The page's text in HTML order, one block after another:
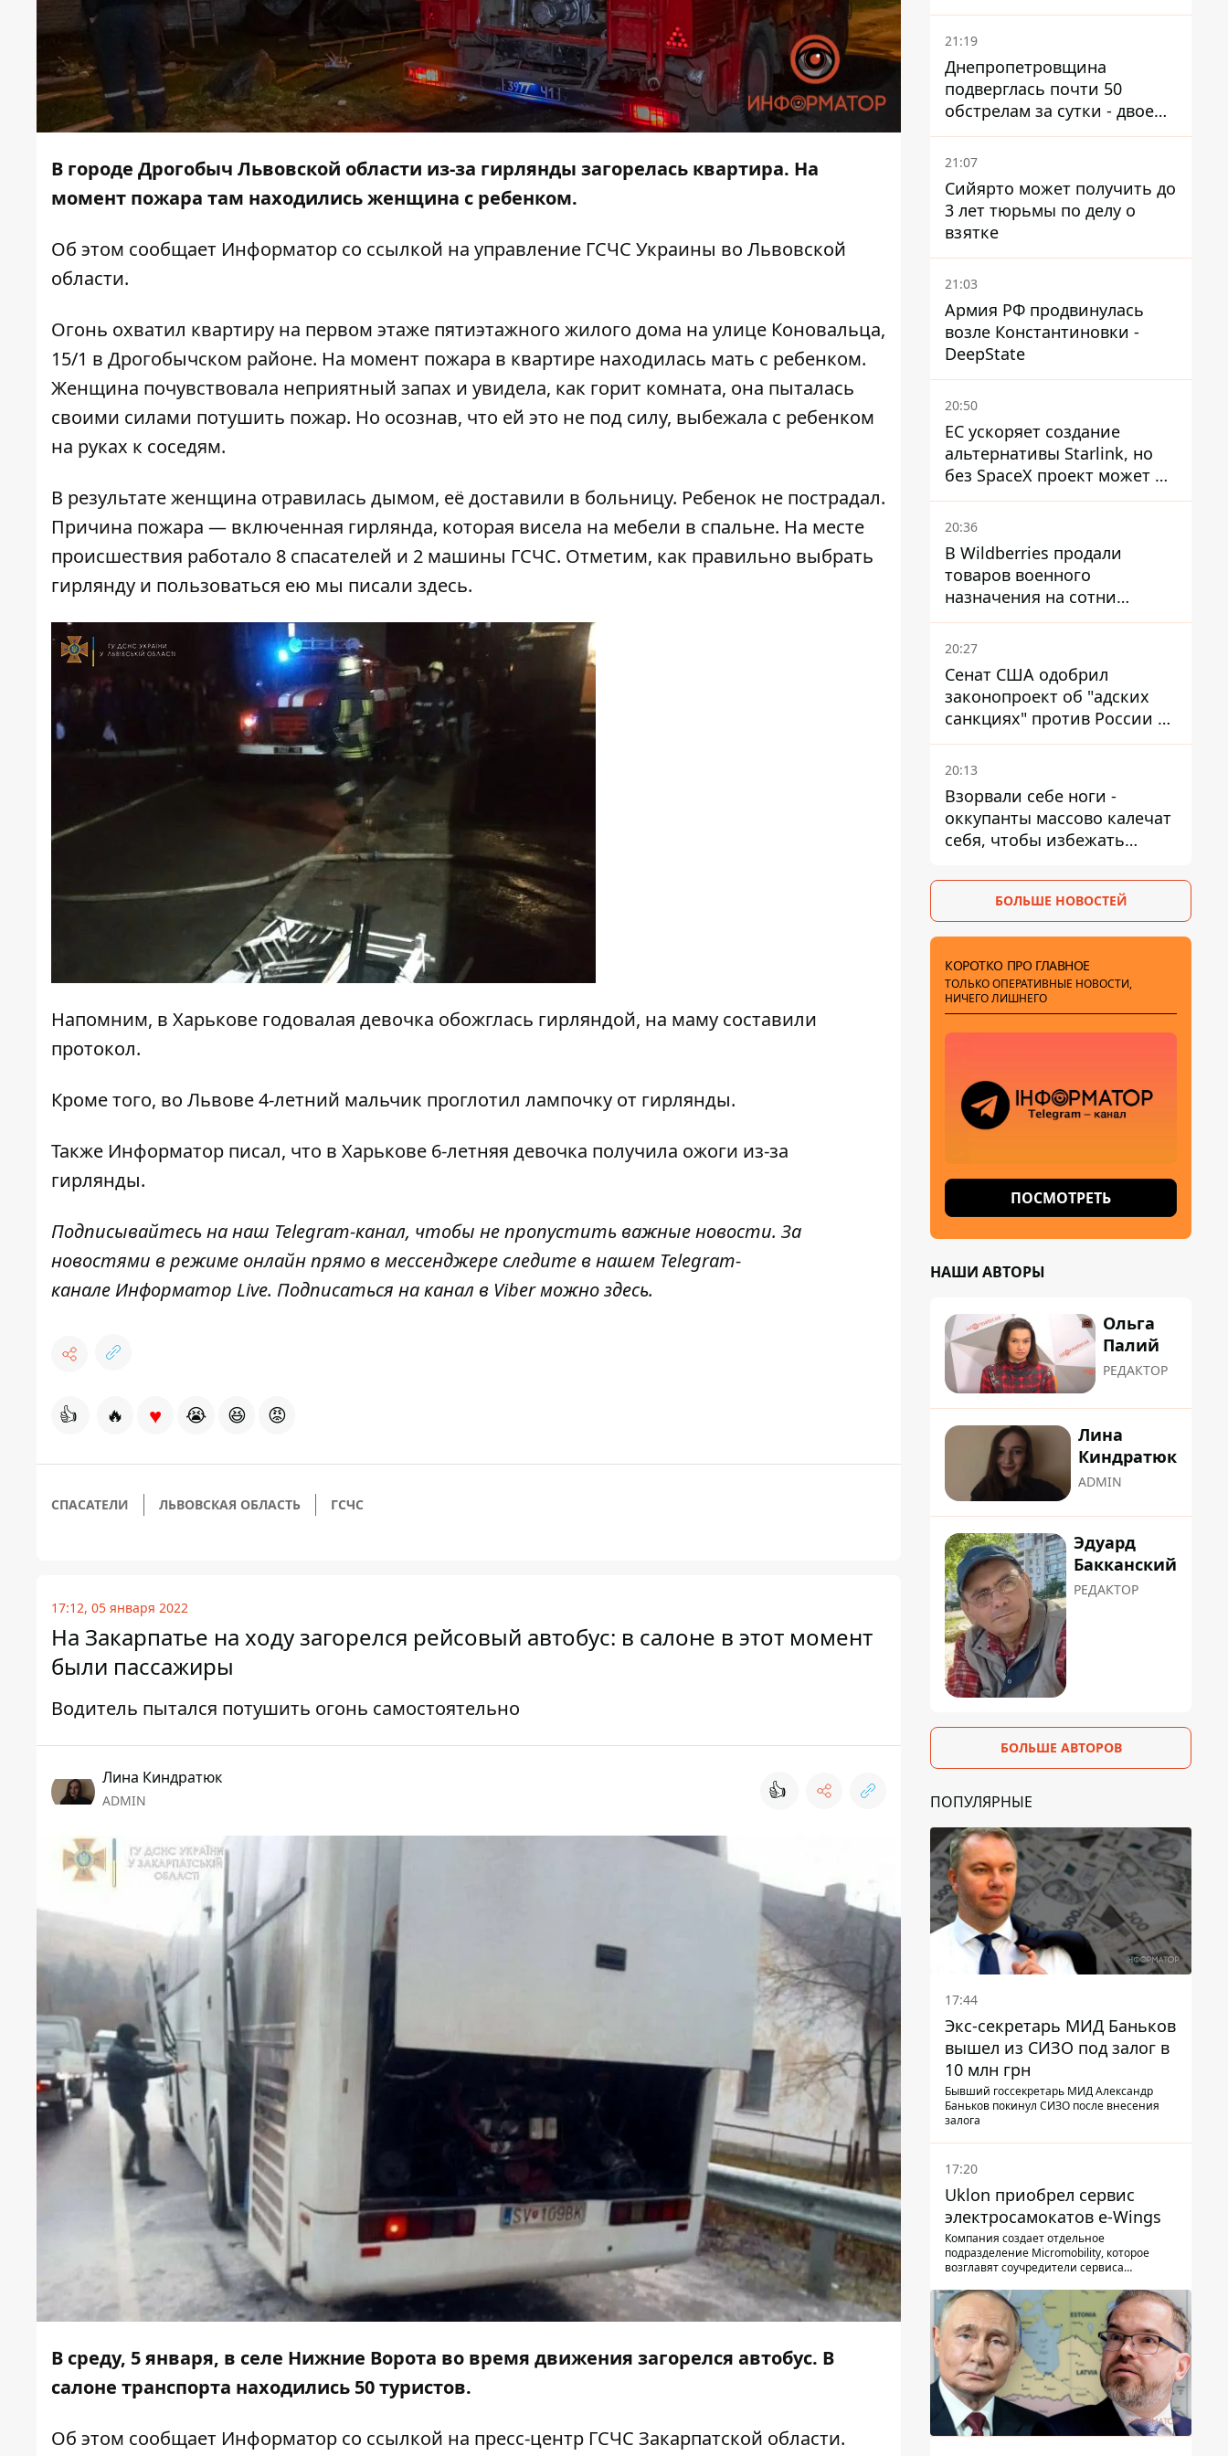
В городе Дрогобыч Львовской области из-за гирлянды загорелась квартира. На
момент пожара там находились женщина с ребенком.
Об этом сообщает Информатор со ссылкой на управление ГСЧС Украины во Львовской
области.
Огонь охватил квартиру на первом этаже пятиэтажного жилого дома на улице Коновальца,
15/1 в Дрогобычском районе. На момент пожара в квартире находилась мать с ребенком.
Женщина почувствовала неприятный запах и увидела, как горит комната, она пыталась
своими силами потушить пожар. Но осознав, что ей это не под силу, выбежала с ребенком
на руках к соседям.
В результате женщина отравилась дымом, её доставили в больницу. Ребенок не пострадал.
Причина пожара — включенная гирлянда, которая висела на мебели в спальне. На месте
происшествия работало 8 спасателей и 2 машины ГСЧС. Отметим, как правильно выбрать
гирлянду и пользоваться ею мы писали здесь.
Напомним, в Харькове годовалая девочка обожглась гирляндой, на маму составили
протокол.
Кроме того, во Львове4-летний мальчик проглотил лампочку от гирлянды.
Также Информатор писал, что в Харькове 6-летняя девочка получила ожоги из-за
гирлянды.
Подписывайтесь на наш Telegram-канал, чтобы не пропустить важные новости. За
новостями в режиме онлайн прямо в мессенджере следите в нашем Telegram-
канале Информатор Live. Подписаться на канал в Viber можноздесь.
👍 🔥 ♥ 😭 😆 😡
СПАСАТЕЛИ ЛЬВОВСКАЯ ОБЛАСТЬ ГСЧС
17:12, 05 января 2022
На Закарпатье на ходу загорелся рейсовый автобус: в салоне в этот момент
были пассажиры
Водитель пытался потушить огонь самостоятельно
Лина Киндратюк
ADMIN 👍
В среду, 5 января, в селе Нижние Ворота во время движения загорелся автобус. В
салоне транспорта находились 50 туристов.
Об этом сообщает Информатор со ссылкой на пресс-центр ГСЧС Закарпатской области.
21:19
Днепропетровщина
подверглась почти 50
обстрелам за сутки - двое
погибших, шесть
пострадавших
21:07
Сийярто может получить до
3 лет тюрьмы по делу о
взятке
21:03
Армия РФ продвинулась
возле Константиновки -
DeepState
20:50
ЕС ускоряет создание
альтернативы Starlink, но
без SpaceX проект может не
обойтись
20:36
В Wildberries продали
товаров военного
назначения на сотни
миллионов, но удары ВСУ
изменили ситуацию
20:27
Сенат США одобрил
законопроект об "адских
санкциях" против России и
Ирана
20:13
Взорвали себе ноги -
оккупанты массово калечат
себя, чтобы избежать
БОЛЬШЕ НОВОСТЕЙ
КОРОТКО ПРО ГЛАВНОЕ
ТОЛЬКО ОПЕРАТИВНЫЕ НОВОСТИ,
НИЧЕГО ЛИШНЕГО
ПОСМОТРЕТЬ
НАШИ АВТОРЫ
Ольга
Палий
РЕДАКТОР
Лина
Киндратюк
ADMIN
Эдуард
Бакканский
РЕДАКТОР
БОЛЬШЕ АВТОРОВ
ПОПУЛЯРНЫЕ
17:44
Экс-секретарь МИД Баньков
вышел из СИЗО под залог в
10 млн грн
Бывший госсекретарь МИД Александр
Баньков покинул СИЗО после внесения
залога
17:20
Uklon приобрел сервис
электросамокатов e-Wings
Компания создает отдельное
подразделение Micromobility, которое
возглавят соучредители сервиса